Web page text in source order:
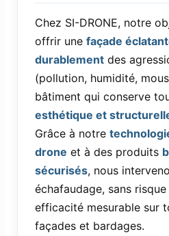
Chez SI-DRONE, notre
offrir une façade
durablementdes
(pollution, humidité,
bâtiment qui conserve
esthétique et
Grâce à notre
drone et à des produits
sécurisés, nous
échafaudage, sans
efficacité mesurable sur
façades et bardages.